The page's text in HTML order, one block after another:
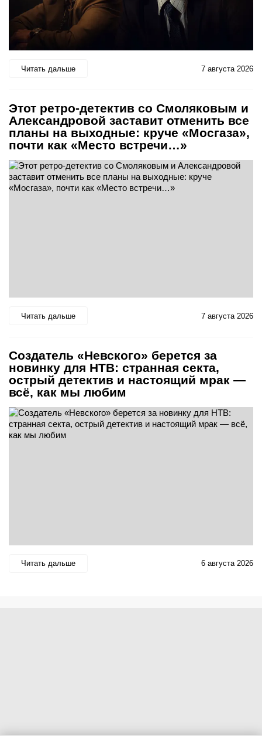
Читать дальше 7 августа 2026
Этот ретро-детектив со Смоляковым и
Александровой заставит отменить все
планы на выходные: круче «Мосгаза»,
почти как «Место встречи…»
Читать дальше 7 августа 2026
Создатель «Невского» берется за
новинку для НТВ: странная секта,
острый детектив и настоящий мрак —
всё, как мы любим
Читать дальше 6 августа 2026